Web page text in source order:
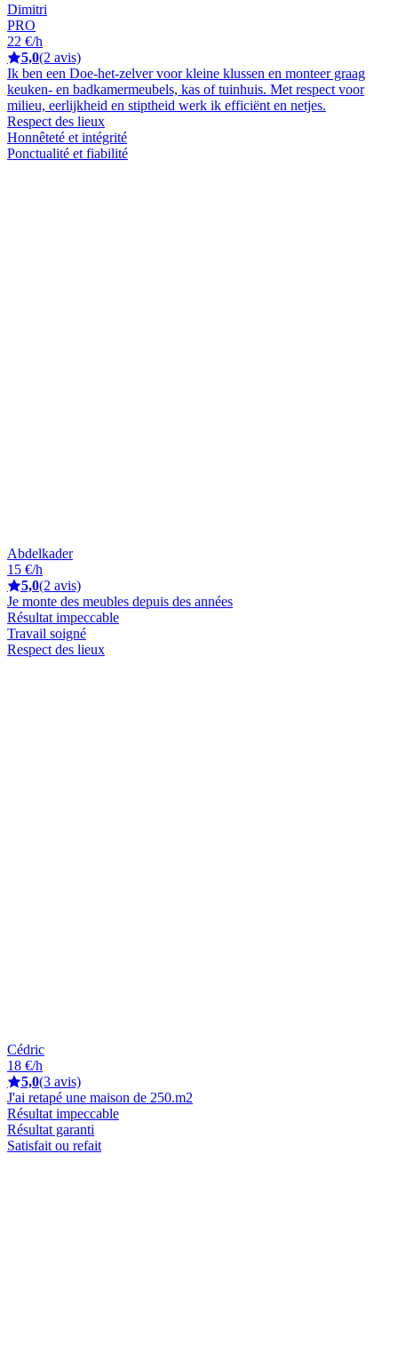
Dimitri
PRO
22 €/h
5,0(2 avis)
Ik ben een Doe-het-zelver voor kleine klussen en monteer graag
keuken- en badkamermeubels, kas of tuinhuis. Met respect voor
milieu, eerlijkheid en stiptheid werk ik efficiënt en netjes.
Respect des lieux
Honnêteté et intégrité
Ponctualité et fiabilité
Abdelkader
15 €/h
5,0(2 avis)
Je monte des meubles depuis des années
Résultat impeccable
Travail soigné
Respect des lieux
Cédric
18 €/h
5,0(3 avis)
J'ai retapé une maison de 250.m2
Résultat impeccable
Résultat garanti
Satisfait ou refait